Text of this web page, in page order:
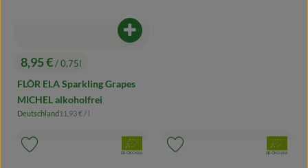
, Preis:
8,95 €/ 0,75l
FLÔR ELA Sparkling Grapes
MICHEL alkoholfrei
, Herkunft:
Deutschland, Referenzpreis:
11,93 €/ l
Produkt zum Warenkorb hinzufügen
, Verband:
, Kontrollstelle:
DE-ÖKO-006
Produkt zu Favouriten hinzufügen
, Verband:
, Kontrollstelle:
DE-ÖKO-006
Produkt zu Favouriten hinzufügen